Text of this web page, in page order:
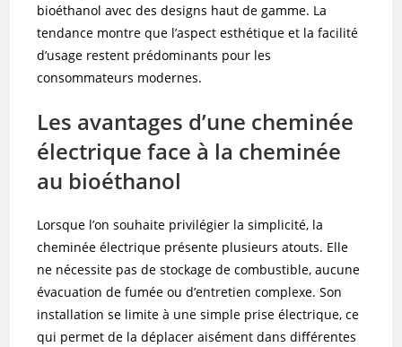
bioéthanol avec des designs haut de gamme. La
tendance montre que l’aspect esthétique et la facilité
d’usage restent prédominants pour les
consommateurs modernes.
Les avantages d’une cheminée
électrique face à la cheminée
au bioéthanol
Lorsque l’on souhaite privilégier la simplicité, la
cheminée électrique présente plusieurs atouts. Elle
ne nécessite pas de stockage de combustible, aucune
évacuation de fumée ou d’entretien complexe. Son
installation se limite à une simple prise électrique, ce
qui permet de la déplacer aisément dans différentes